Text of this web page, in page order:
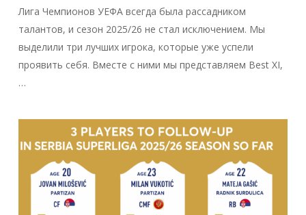
Лига Чемпионов УЕФА всегда была рассадником
талантов, и сезон 2025/26 не стал исключением. Мы
выделили три лучших игрока, которые уже успели
проявить себя. Вместе с ними мы представляем Best XI,
…